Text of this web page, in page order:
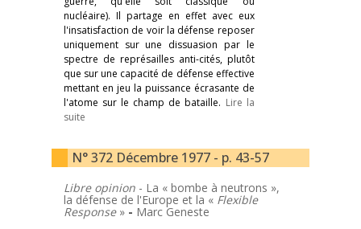
nucléaire). Il partage en effet avec eux
l'insatisfaction de voir la défense reposer
uniquement sur une dissuasion par le
spectre de représailles anti-cités, plutôt
que sur une capacité de défense effective
mettant en jeu la puissance écrasante de
l'atome sur le champ de bataille. Lire la
suite
N° 372 Décembre 1977 - p. 43-57
Libre opinion - La « bombe à neutrons »,
la défense de l'Europe et la « Flexible
Response» - Marc Geneste